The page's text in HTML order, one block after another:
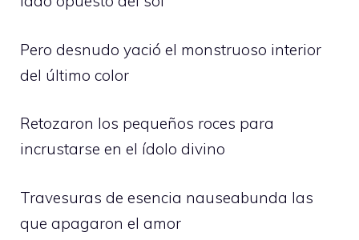
Pero desnudo yació el monstruoso interior
del último color
Retozaron los pequeños roces para
incrustarse en el ídolo divino
Travesuras de esencia nauseabunda las
que apagaron el amor